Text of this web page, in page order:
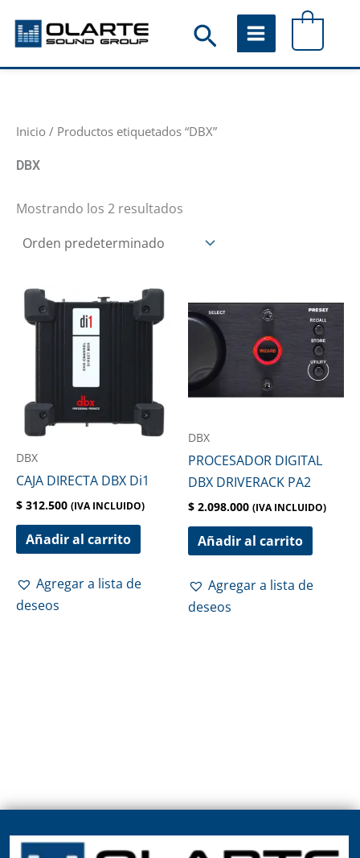
contenido
Buscar
Inicio / Productos etiquetados “DBX”
DBX
Mostrando los 2 resultados
DBX
CAJA DIRECTA DBX Di1
$ 312.500 (IVA INCLUIDO)
Añadir al carrito
Agregar a lista de
deseos
DBX
PROCESADOR DIGITAL
DBX DRIVERACK PA2
$ 2.098.000 (IVA INCLUIDO)
Añadir al carrito
Agregar a lista de
deseos